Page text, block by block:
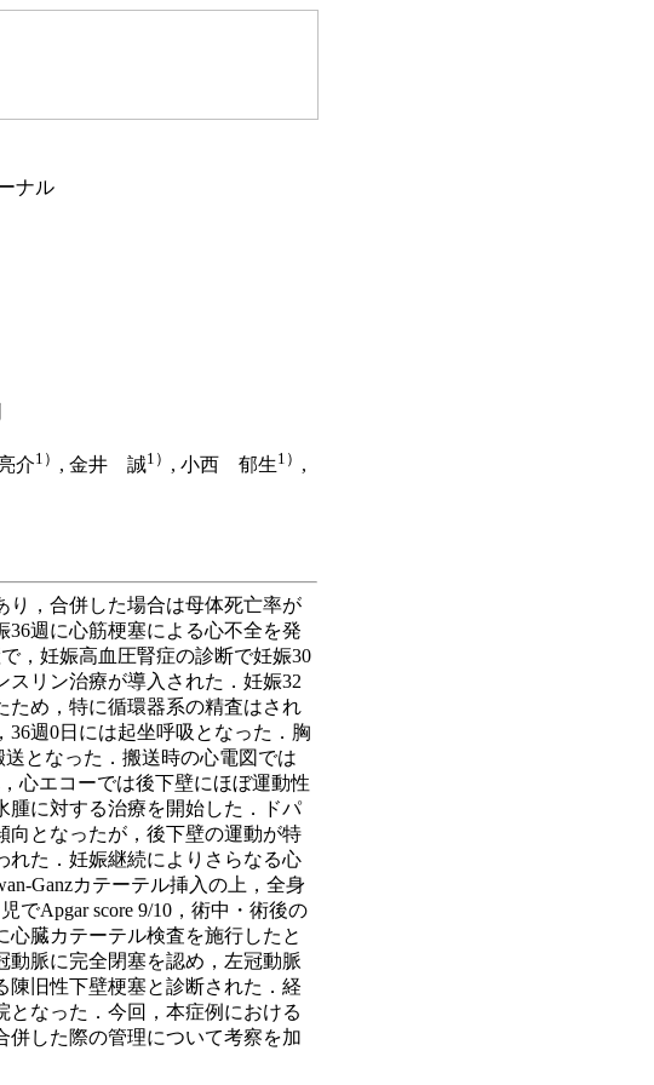
ナル
介1） , 金井 誠1） , 小西 郁生1） ,
，合併した場合は母体死亡率が
週に心筋梗塞による心不全を発
，妊娠高血圧腎症の診断で妊娠30
リン治療が導入された．妊娠32
ため，特に循環器系の精査はされ
週0日には起坐呼吸となった．胸
となった．搬送時の心電図では
心エコーでは後下壁にほぼ運動性
腫に対する治療を開始した．ドパ
向となったが，後下壁の運動が特
れた．妊娠継続によりさらなる心
Ganzカテーテル挿入の上，全身
でApgar score 9/10，術中・術後の
臓カテーテル検査を施行したと
動脈に完全閉塞を認め，左冠動脈
陳旧性下壁梗塞と診断された．経
となった．今回，本症例における
併した際の管理について考察を加